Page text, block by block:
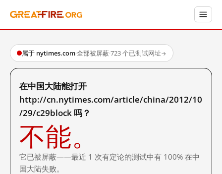
属于 nytimes.com·全部被屏蔽·723 个已测试网址→
在中国大陆能打开
http://cn.nytimes.com/article/china/2012/10
/29/c29block 吗？
不能。
它已被屏蔽——最近 1 次有定论的测试中有 100% 在中
国大陆失败。